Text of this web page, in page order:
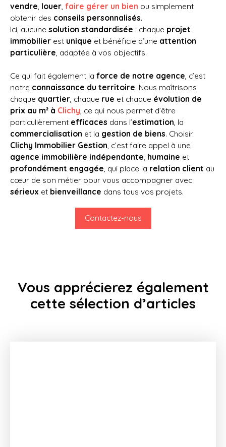
vendre louer faire gérer un bien ou simplement
obtenir des conseils personnalisés.
Ici, aucune solution standardisée : chaque projet
immobilier est unique et bénéficie d’une attention
particulière , adaptée à vos objectifs.
Ce qui fait également la force de notre agence , c’est
notre connaissance du territoire. Nous maîtrisons
chaque quartier , chaque rue et chaque évolution de
prix au m² à Clichy , ce qui nous permet d’être
particulièrement efficaces dans l’estimation , la
commercialisation et la gestion de biens. Choisir
Clichy Immobilier Gestion , c’est faire appel à une
agence immobilière indépendante humaine et
profondément engagée , qui place la relation client au
cœur de son métier pour vous accompagner avec
sérieux et bienveillance dans tous vos projets.
Contactez-nous
Vous apprécierez également
cette sélection d’articles